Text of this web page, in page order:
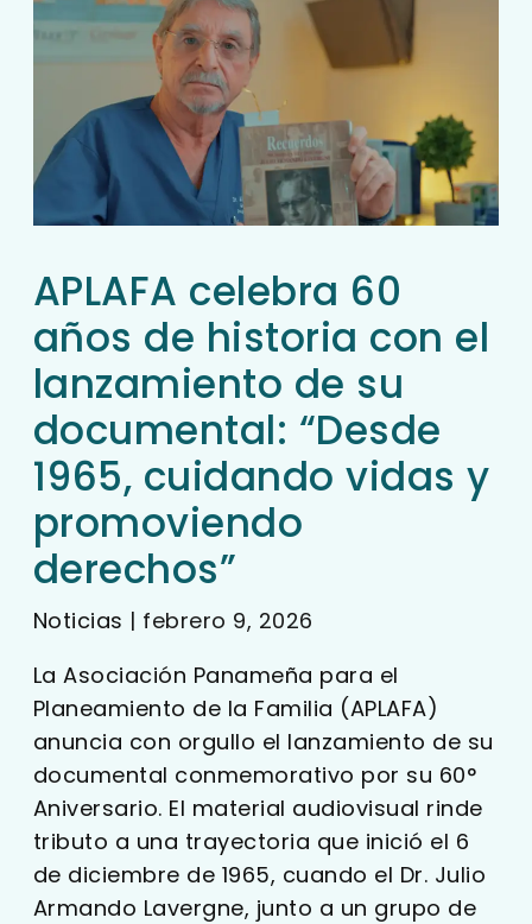
APLAFA celebra 60
años de historia con el
lanzamiento de su
documental: “Desde
1965, cuidando vidas y
promoviendo
derechos”
Noticias | febrero 9, 2026
La Asociación Panameña para el
Planeamiento de la Familia (APLAFA)
anuncia con orgullo el lanzamiento de su
documental conmemorativo por su 60°
Aniversario. El material audiovisual rinde
tributo a una trayectoria que inició el 6
de diciembre de 1965, cuando el Dr. Julio
Armando Lavergne, junto a un grupo de